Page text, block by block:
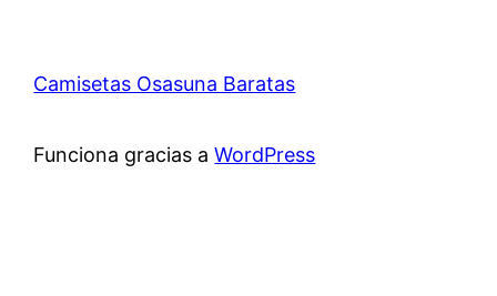
Camisetas Osasuna Baratas
Funciona gracias aWordPress